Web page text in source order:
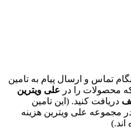
تماس و ارسال پیام به تامین
که محصولات را در علی ویترین
دریافت کنید. (این تامین
مجموعه علی ویترین هزینه
اند.)